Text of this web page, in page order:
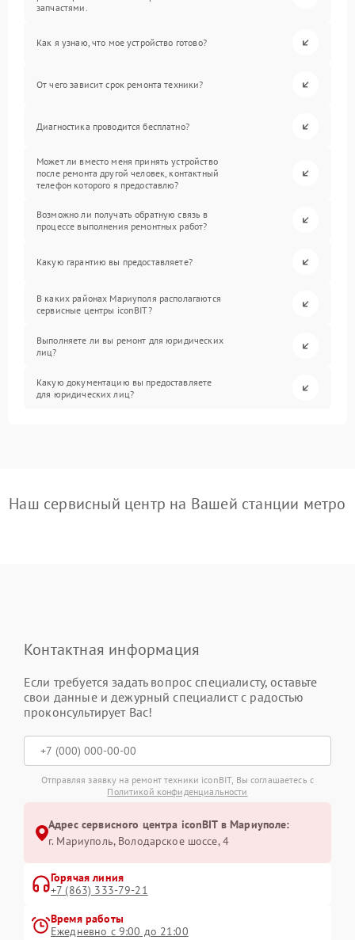
запчастями.
Как я узнаю, что мое устройство готово?
От чего зависит срок ремонта техники?
Диагностика проводится бесплатно?
Может ли вместо меня принять устройство
после ремонта другой человек, контактный
телефон которого я предоставлю?
Возможно ли получать обратную связь в
процессе выполнения ремонтных работ?
Какую гарантию вы предоставляете?
В каких районах Мариуполя располагаются
сервисные центры iconBIT?
Выполняете ли вы ремонт для юридических
лиц?
Какую документацию вы предоставляете
для юридических лиц?
Наш сервисный центр на Вашей станции метро
Контактная информация
Если требуется задать вопрос специалисту, оставьте
свои данные и дежурный специалист с радостью
проконсультирует Вас!
Отправляя заявку на ремонт техники iconBIT, Вы соглашаетесь с
Политикой конфиденциальности
Адрес сервисного центра iconBIT в Мариуполе:
г. Мариуполь, Володарское шоссе, 4
Горячая линия
+7 (863) 333-79-21
Время работы
Ежедневно с 9:00 до 21:00